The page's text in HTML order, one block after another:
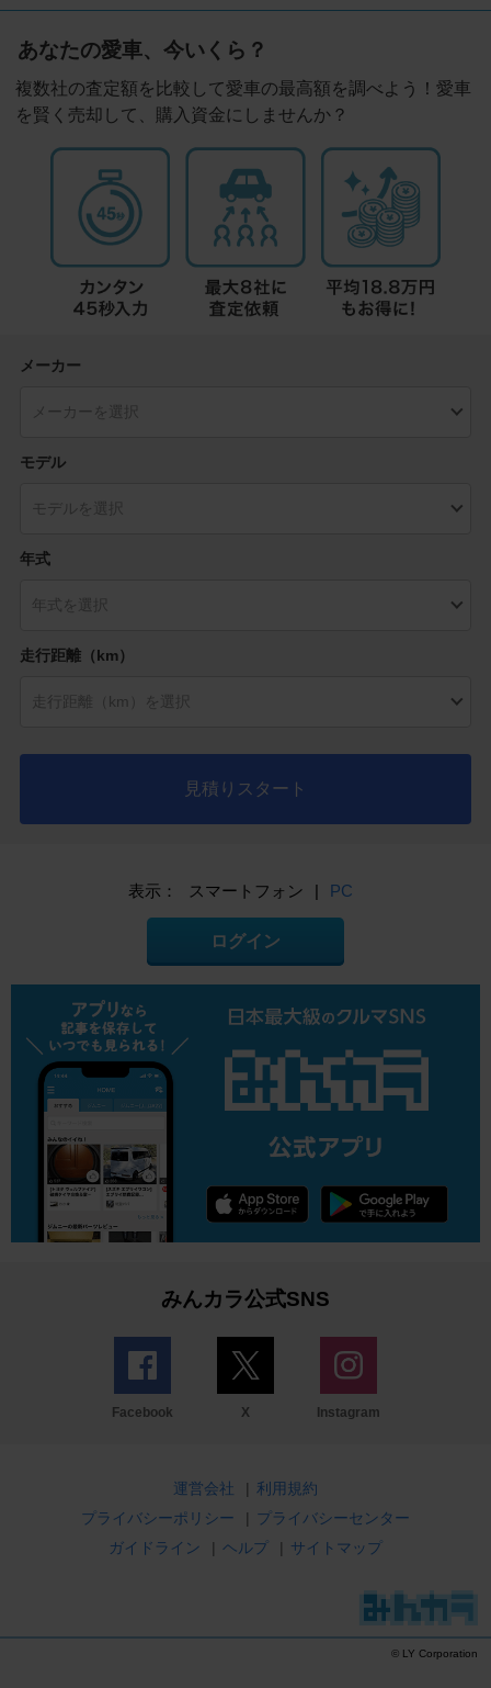
あなたの愛車、今いくら？
複数社の査定額を比較して愛車の最高額を調べよう！愛車
を賢く売却して、購入資金にしませんか？
メーカー
モデル
年式
走行距離（km）
見積りスタート
表示： スマートフォン | PC
ログイン
みんカラ公式SNS
Facebook X Instagram
運営会社 | 利用規約
プライバシーポリシー
| プライバシーセンター
ガイドライン
| ヘルプ | サイトマップ
© LY Corporation